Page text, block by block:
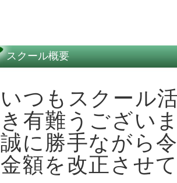
スクール概要
いつもスクール
き有難うござい
誠に勝手ながら
金額を改正させ